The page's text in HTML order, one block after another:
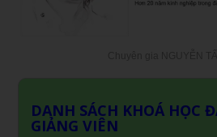
DANH SÁCH KHOÁ HỌC
GIẢNG VIÊN